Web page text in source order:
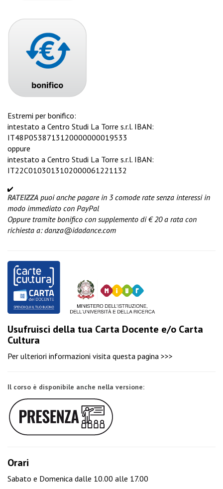
Estremi per bonifico:
intestato a Centro Studi La Torre s.r.l. IBAN:
IT48P0538713120000000019533
oppure
intestato a Centro Studi La Torre s.r.l. IBAN:
IT22C0103013102000061221132
RATEIZZA puoi anche pagare in 3 comode rate senza interessi in
modo immediato con PayPal
Oppure tramite bonifico con supplemento di € 20 a rata con
richiesta a:danza@idadance.com
Usufruisci della tua Carta Docente e/o Carta
Cultura
Per ulteriori informazioni visita questa pagina >>>
Il corso è disponibile anche nella versione:
Orari
Sabato e Domenica dalle 10.00 alle 17.00